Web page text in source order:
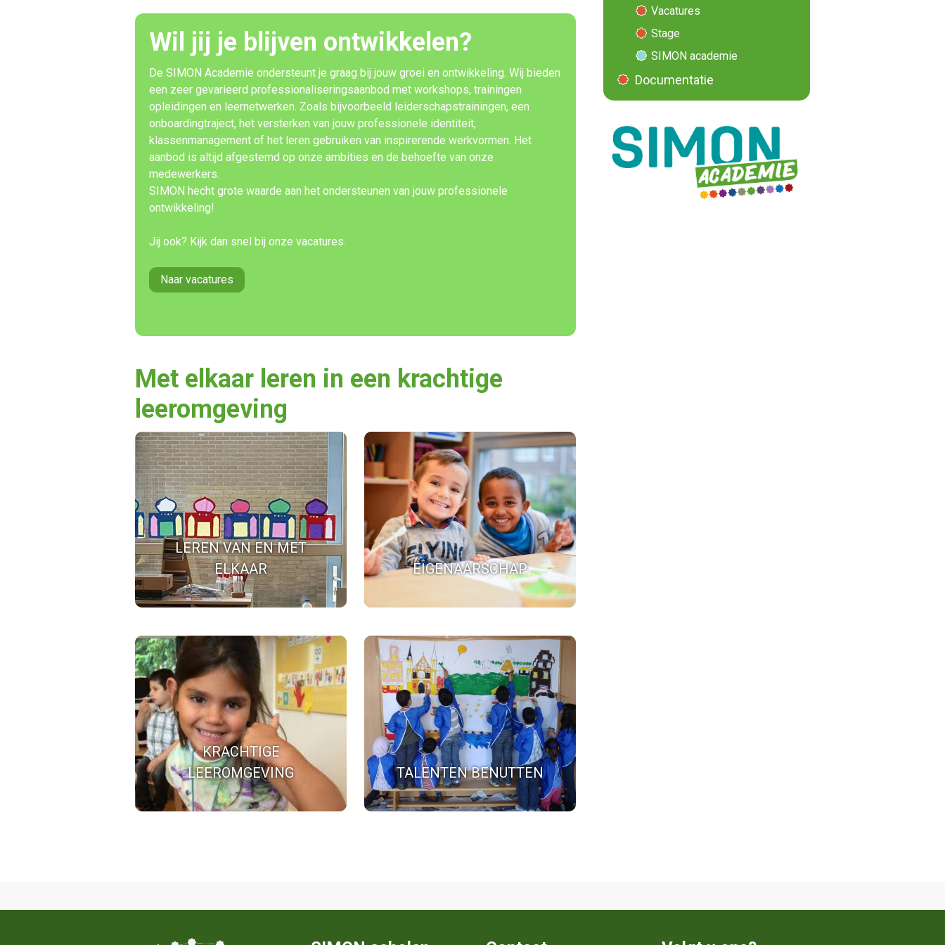
Wil jij je blijven ontwikkelen?
De SIMON Academie ondersteunt je graag bij jouw groei en ontwikkeling. Wij bieden
een zeer gevarieerd professionaliseringsaanbod met workshops, trainingen
opleidingen en leernetwerken. Zoals bijvoorbeeld leiderschapstrainingen, een
onboardingtraject, het versterken van jouw professionele identiteit,
klassenmanagement of het leren gebruiken van inspirerende werkvormen. Het
aanbod is altijd afgestemd op onze ambities en de behoefte van onze
medewerkers.
SIMON hecht grote waarde aan het ondersteunen van jouw professionele
ontwikkeling!
Jij ook? Kijk dan snel bij onze vacatures.
Naar vacatures
Met elkaar leren in een krachtige
leeromgeving
LEREN VAN EN MET
ELKAAR
LEREN VAN EN MET
ELKAAR
Wij delen onze kennis en kunde met
elkaar en blijven ons ontwikkelen.
EIGENAARSCHAP
EIGENAARSCHAP
Leren gaat het beste wanneer een kind
zich eigenaar voelt van dat leren.
KRACHTIGE
LEEROMGEVING
KRACHTIGE
LEEROMGEVING
De juiste middelen, ruimte en tijd om
leren en ontwikkelen te stimuleren.
TALENTEN BENUTTEN
TALENTEN BENUTTEN
Simon biedt volop ruimte aan
medewerkers om hun talent te
benutten.
Vacatures
Stage
SIMON academie
Documentatie